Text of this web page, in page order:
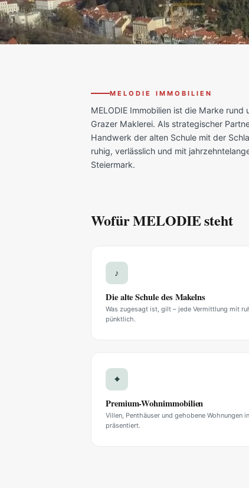
MELODIE IMMOBILIEN
MELODIE Immobilien ist die Marke
Grazer Maklerei. Als strategischer
Handwerk der alten Schule mit der
ruhig, verlässlich und mit
Steiermark.
Wofür MELODIE steht
♪
Die alte Schule des Makelns
Was zugesagt ist, gilt – jede Vermittlung mit
pünktlich.
⌖
Premium-Wohnimmobilien
Villen, Penthäuser und gehobene Wohnungen
präsentiert.